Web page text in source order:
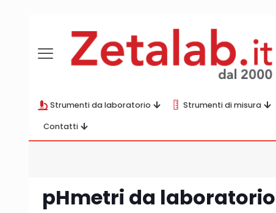
Strumenti da laboratorio Strumenti di misura
Contatti
pHmetri da laboratorio